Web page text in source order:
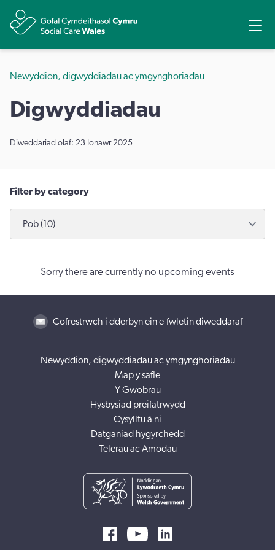
Newyddion, digwyddiadau ac ymgynghoriadau
Digwyddiadau
Diweddariad olaf: 23 Ionawr 2025
Filter by category
Sorry there are currently no upcoming events
Cofrestrwch i dderbyn ein e-fwletin diweddaraf
Newyddion, digwyddiadau ac ymgynghoriadau
Map y safle
Y Gwobrau
Hysbysiad preifatrwydd
Cysylltu â ni
Datganiad hygyrchedd
Telerau ac Amodau